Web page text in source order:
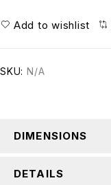
Add to wishlist
SKU: N/A
DIMENSIONS
DETAILS